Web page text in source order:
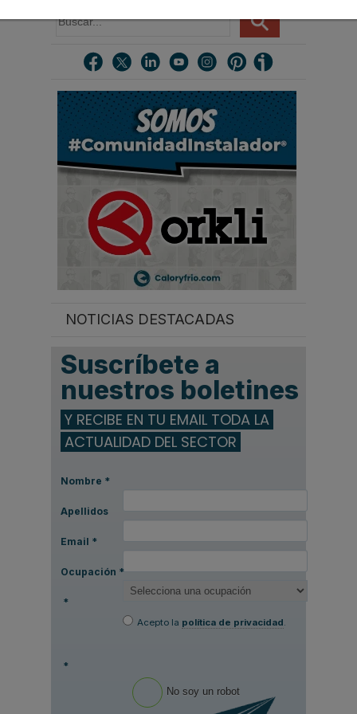
u
r
.
NOTICIAS DESTACADAS
Suscríbete a
nuestros boletines
Y RECIBE EN TU EMAIL TODA LA
ACTUALIDAD DEL SECTOR
Nombre *
Apellidos
Email *
Ocupación *
*
Acepto la política de privacidad
*
No soy un robot